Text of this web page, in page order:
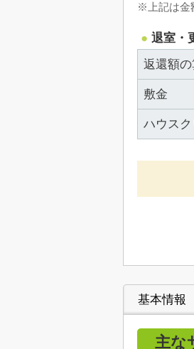
※上記は金
退室・
返還額
敷金
ハウス
基本情報
主な